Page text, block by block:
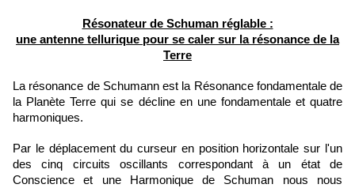
Résonateur de Schuman réglable :
une antenne tellurique pour se caler sur la résonance de la
Terre
La résonance de Schumann est la Résonance fondamentale de
la Planète Terre qui se décline en une fondamentale et quatre
harmoniques.
Par le déplacement du curseur en position horizontale sur l'un
des cinq circuits oscillants correspondant à un état de
Conscience et une Harmonique de Schuman nous nous